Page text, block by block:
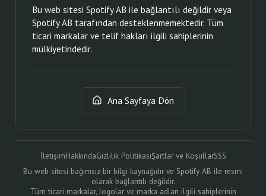
Bu web sitesi Spotify AB ile bağlantılı değildir veya
Spotify AB tarafından desteklenmemektedir. Tüm
ticari markalar ve telif hakları ilgili sahiplerinin
mülkiyetindedir.
Ana Sayfaya Dön
İletişimHakkındaGizlilik PolitikasıŞartlar ve KoşullarSSS
Bu web sitesi bağımsız bir bilgi kaynağıdır ve Spotify AB ile resmi
olarak bağlantılı değildir.
Tüm ticari markalar, logolar ve marka adları ilgili sahiplerinin